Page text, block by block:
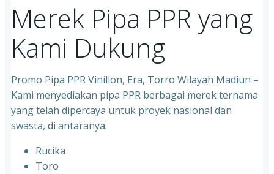
Merek Pipa PPR yang
Kami Dukung
Promo Pipa PPR Vinillon, Era, Torro Wilayah Madiun –
Kami menyediakan pipa PPR berbagai merek ternama
yang telah dipercaya untuk proyek nasional dan
swasta, di antaranya:
Rucika
⁠Toro